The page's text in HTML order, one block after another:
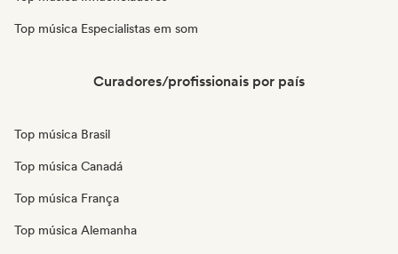
Top música Especialistas em som
Curadores/profissionais por país
Top música Brasil
Top música Canadá
Top música França
Top música Alemanha